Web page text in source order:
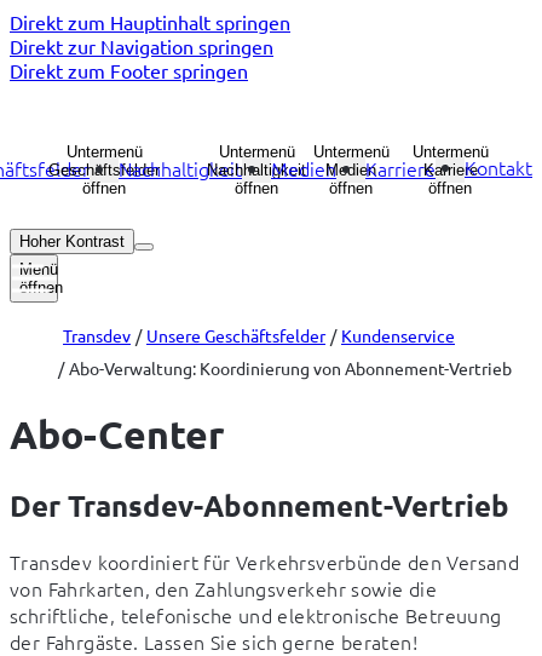
Direkt zum Hauptinhalt springen
Direkt zur Navigation springen
Direkt zum Footer springen
Untermenü
Geschäftsfelder
öffnen
Nachhaltigkeit
Untermenü
Nachhaltigkeit
öffnen
Medien
Untermenü
Medien
öffnen
Karriere
Untermenü
Karriere
öffnen
Kontakt
Hoher Kontrast
Menü
öffnen
Transdev Unsere Geschäftsfelder
Kundenservice
Abo-Verwaltung: Koordinierung von Abonnement-Vertrieb
Abo-Center
Der Transdev-Abonnement-Vertrieb
Transdev koordiniert für Verkehrsverbünde den Versand
von Fahrkarten, den Zahlungsverkehr sowie die
schriftliche, telefonische und elektronische Betreuung
der Fahrgäste. Lassen Sie sich gerne beraten!